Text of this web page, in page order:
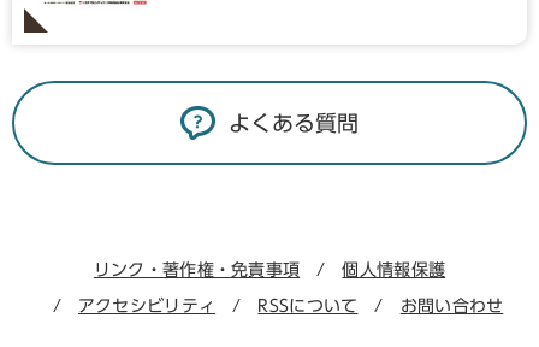
よくある質問
リンク・著作権・免責事項 個人情報保護
アクセシビリティ RSSについて お問い合わせ